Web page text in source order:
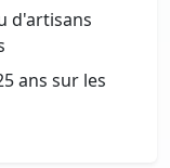
d'artisans
ans sur les